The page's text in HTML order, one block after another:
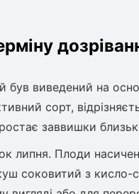
виведений на
сорт,
заввишки
липня. Плоди
соковитий з